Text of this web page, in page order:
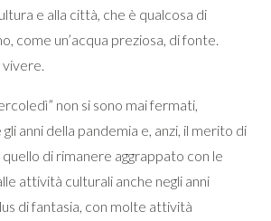
e alla città, che è qualcosa di
come un’acqua preziosa, di fonte.
non si sono mai fermati,
anni della pandemia e, anzi, il merito di
di rimanere aggrappato con le
attività culturali anche negli anni
di fantasia, con molte attività